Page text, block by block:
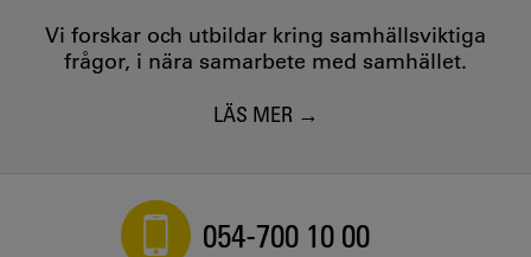
Vi forskar och utbildar kring samhällsviktiga
frågor, i nära samarbete med samhället.
LÄS MER
054-700 10 00